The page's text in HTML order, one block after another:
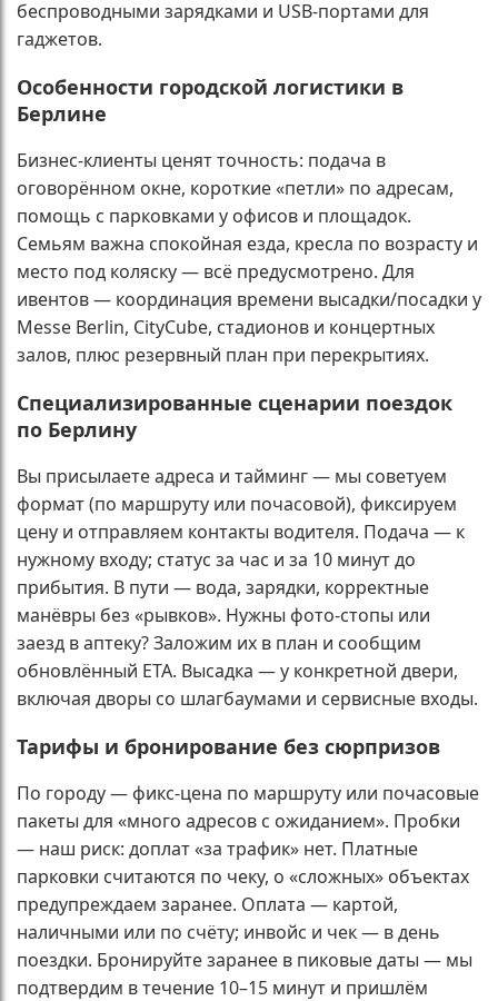
беспроводными зарядками и USB-портами для
гаджетов.
Особенности городской логистики в
Берлине
Бизнес-клиенты ценят точность: подача в
оговорённом окне, короткие «петли» по адресам,
помощь с парковками у офисов и площадок.
Семьям важна спокойная езда, кресла по возрасту и
место под коляску — всё предусмотрено. Для
ивентов — координация времени высадки/посадки у
Messe Berlin, CityCube, стадионов и концертных
залов, плюс резервный план при перекрытиях.
Специализированные сценарии поездок
по Берлину
Вы присылаете адреса и тайминг — мы советуем
формат (по маршруту или почасовой), фиксируем
цену и отправляем контакты водителя. Подача — к
нужному входу; статус за час и за 10 минут до
прибытия. В пути — вода, зарядки, корректные
манёвры без «рывков». Нужны фото-стопы или
заезд в аптеку? Заложим их в план и сообщим
обновлённый ETA. Высадка — у конкретной двери,
включая дворы со шлагбаумами и сервисные входы.
Тарифы и бронирование без сюрпризов
По городу — фикс-цена по маршруту или почасовые
пакеты для «много адресов с ожиданием». Пробки
— наш риск: доплат «за трафик» нет. Платные
парковки считаются по чеку, о «сложных» объектах
предупреждаем заранее. Оплата — картой,
наличными или по счёту; инвойс и чек — в день
поездки. Бронируйте заранее в пиковые даты — мы
подтвердим в течение 10–15 минут и пришлём